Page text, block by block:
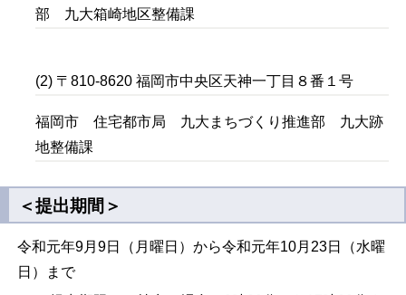
部 九大箱崎地区整備課
(2) 〒810-8620 福岡市中央区天神一丁目８番１号
福岡市 住宅都市局 九大まちづくり推進部 九大跡
地整備課
＜提出期間＞
令和元年9月9日（月曜日）から令和元年10月23日（水曜
日）まで